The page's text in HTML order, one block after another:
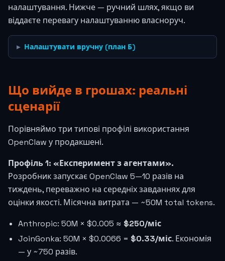
налаштування. Нижче — ручний шлях, якщо ви
віддаєте перевагу налаштуванню власноруч.
Налаштувати вручну (план Б)
Що вийде в грошах: реальні
сценарії
Порівняймо три типові профілі використання
OpenClaw у продакшені.
Профіль 1: «Експеримент з агентами».
Розробник запускає OpenClaw 5—10 разів на
тиждень, переважно на середніх завданнях для
оцінки якості. Місячна витрата — ~50M total tokens.
Anthropic: 50M × $0.005 ≈ $250/міс
JoinGonka: 50M × $0.0066 = $0.33/міс. Економія
— у ~750 разів.